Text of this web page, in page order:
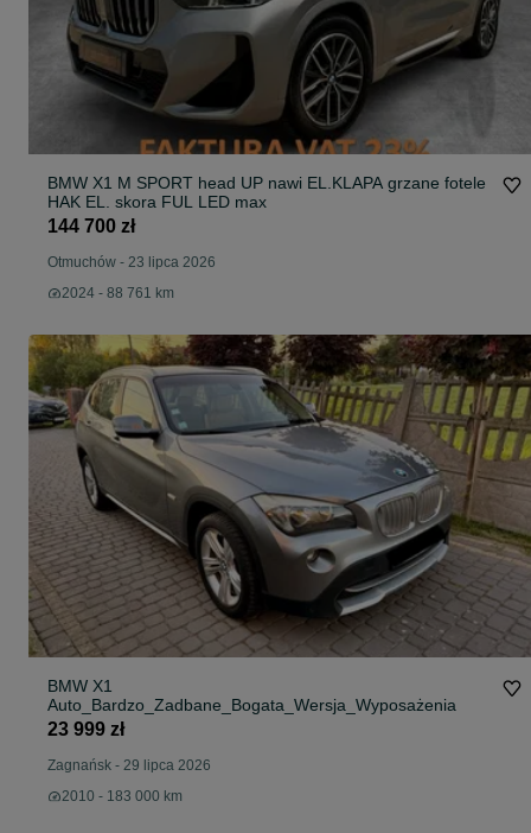
BMW X1 M SPORT head UP nawi EL.KLAPA grzane fotele
HAK EL. skora FUL LED max
144 700 zł
Otmuchów - 23 lipca 2026
2024 - 88 761 km
BMW X1
Auto_Bardzo_Zadbane_Bogata_Wersja_Wyposażenia
23 999 zł
Zagnańsk - 29 lipca 2026
2010 - 183 000 km